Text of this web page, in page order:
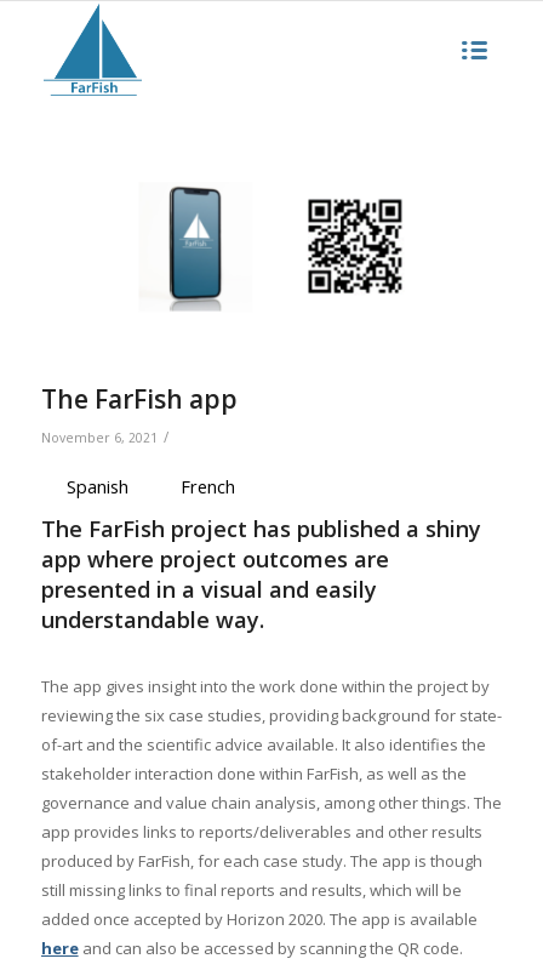
The FarFish app
November 6, 2021 /
Spanish French
The FarFish project has published a shiny
app where project outcomes are
presented in a visual and easily
understandable way.
The app gives insight into the work done within the project by
reviewing the six case studies, providing background for state-
of-art and the scientific advice available. It also identifies the
stakeholder interaction done within FarFish, as well as the
governance and value chain analysis, among other things. The
app provides links to reports/deliverables and other results
produced by FarFish, for each case study. The app is though
still missing links to final reports and results, which will be
added once accepted by Horizon 2020. The app is available
hereand can also be accessed by scanning the QR code.